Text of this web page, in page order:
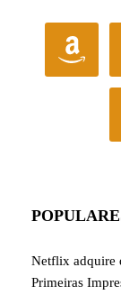
Netflix adquire
Primeiras